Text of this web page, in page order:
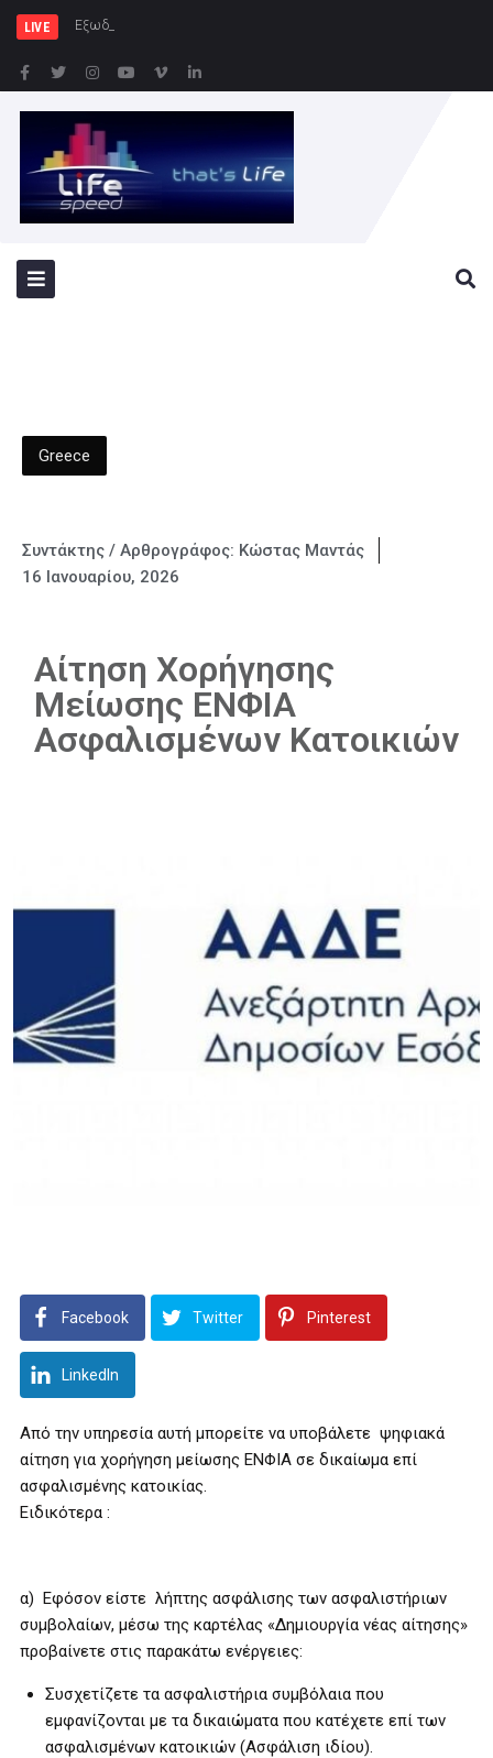
LIVE Εξωδικαστικός Μηχανισμός:
Greece
Συντάκτης / Αρθρογράφος: Κώστας Μαντάς
16 Ιανουαρίου, 2026
Αίτηση Χορήγησης
Μείωσης ΕΝΦΙΑ
Ασφαλισμένων Κατοικιών
Facebook Twitter Pinterest
LinkedIn
Από την υπηρεσία αυτή μπορείτε να υποβάλετε ψηφιακά
αίτηση για χορήγηση μείωσης ΕΝΦΙΑ σε δικαίωμα επί
ασφαλισμένης κατοικίας.
Ειδικότερα :
α) Εφόσον είστε λήπτης ασφάλισης των ασφαλιστήριων
συμβολαίων, μέσω της καρτέλας «Δημιουργία νέας αίτησης»
προβαίνετε στις παρακάτω ενέργειες:
Συσχετίζετε τα ασφαλιστήρια συμβόλαια που
εμφανίζονται με τα δικαιώματα που κατέχετε επί των
ασφαλισμένων κατοικιών (Ασφάλιση ιδίου).